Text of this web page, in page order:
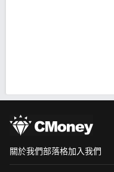
關於我們部落格加入我們